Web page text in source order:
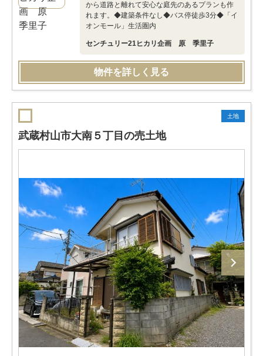
から道路と離れて安心な庭先のあるプランも作
れます。◆建築条件なし◆バス停徒歩3分◆「イ
オンモール」生活圏内
センチュリー21ヒカリ企画 原 季里子
物件を詳しく見る
土地
武蔵村山市大南５丁目の売土地